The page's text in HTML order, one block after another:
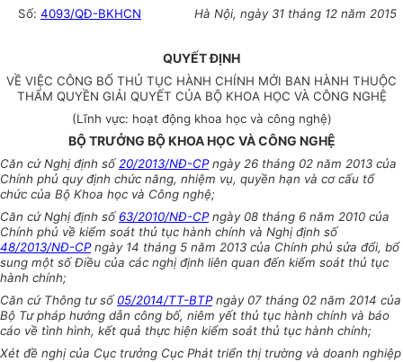
Số: 4093/QĐ-BKHCN Hà Nội, ngày 31 tháng 12 năm 2015
QUYẾT ĐỊNH
VỀ VIỆC CÔNG BỐ THỦ TỤC HÀNH CHÍNH MỚI BAN HÀNH THUỘC
THẨM QUYỀN GIẢI QUYẾT CỦA BỘ KHOA HỌC VÀ CÔNG NGHỆ
(Lĩnh vực: hoạt động khoa học và công nghệ)
BỘ TRƯỞNG BỘ KHOA HỌC VÀ CÔNG NGHỆ
Căn cứ Nghị định số 20/2013/NĐ-CPngày 26 tháng 02 năm 2013 của
Chính phủ quy định chức năng, nhiệm vụ, quyền hạn và cơ cấu tổ
chức của Bộ Khoa học và Công nghệ;
Căn cứ Nghị định số 63/2010/NĐ-CPngày 08 tháng 6 năm 2010 của
Chính phủ về kiểm soát thủ tục hành chính và Nghị định số
48/2013/NĐ-CPngày 14 tháng 5 năm 2013 của Chính phủ sửa đổi, bổ
sung một số Điều của các nghị định liên quan đến kiểm soát thủ tục
hành chính;
Căn cứ Thông tư số 05/2014/TT-BTPngày 07 tháng 02 năm 2014 của
Bộ Tư pháp hướng dẫn công bố, niêm yết thủ tục hành chính và báo
cáo về tình hình, kết quả thực hiện kiểm soát thủ tục hành chính;
Xét đề nghị của Cục trưởng Cục Phát triển thị trường và doanh nghiệp